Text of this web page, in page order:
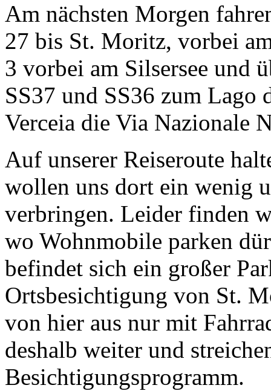
Am nächsten Morgen
27 bis St. Moritz, vorbei
3 vorbei am Silsersee und
SS37 und SS36 zum
Verceia die Via Nazionale
Auf unserer Reiseroute
wollen uns dort ein wenig
verbringen. Leider finden
wo Wohnmobile parken
befindet sich ein großer
Ortsbesichtigung von St.
von hier aus nur mit
deshalb weiter und
Besichtigungsprogramm.